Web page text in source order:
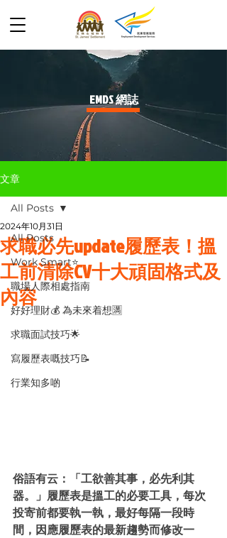
​EMDS 網誌
文章
All Posts
Work Smart⭐️
職場人際相處指南
好好理財💰 為未來着想🈵
求職面試技巧🌟
寫履歷表嘅技巧📝
行業知多啲
All Posts
求職必先update履歷表！搵
工前清除CV十大頑固格式及
內容
2024年10月31日
俗語有云：「工欲善其事，必先利其
器。」履歷表是搵工的必要工具，每次
投寄前都要執一執，最好每隔一段時
間，因應履歷表的最新趨勢而修改一